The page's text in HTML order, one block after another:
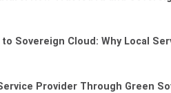
to Sovereign Cloud: Why Local
Provider Through Green